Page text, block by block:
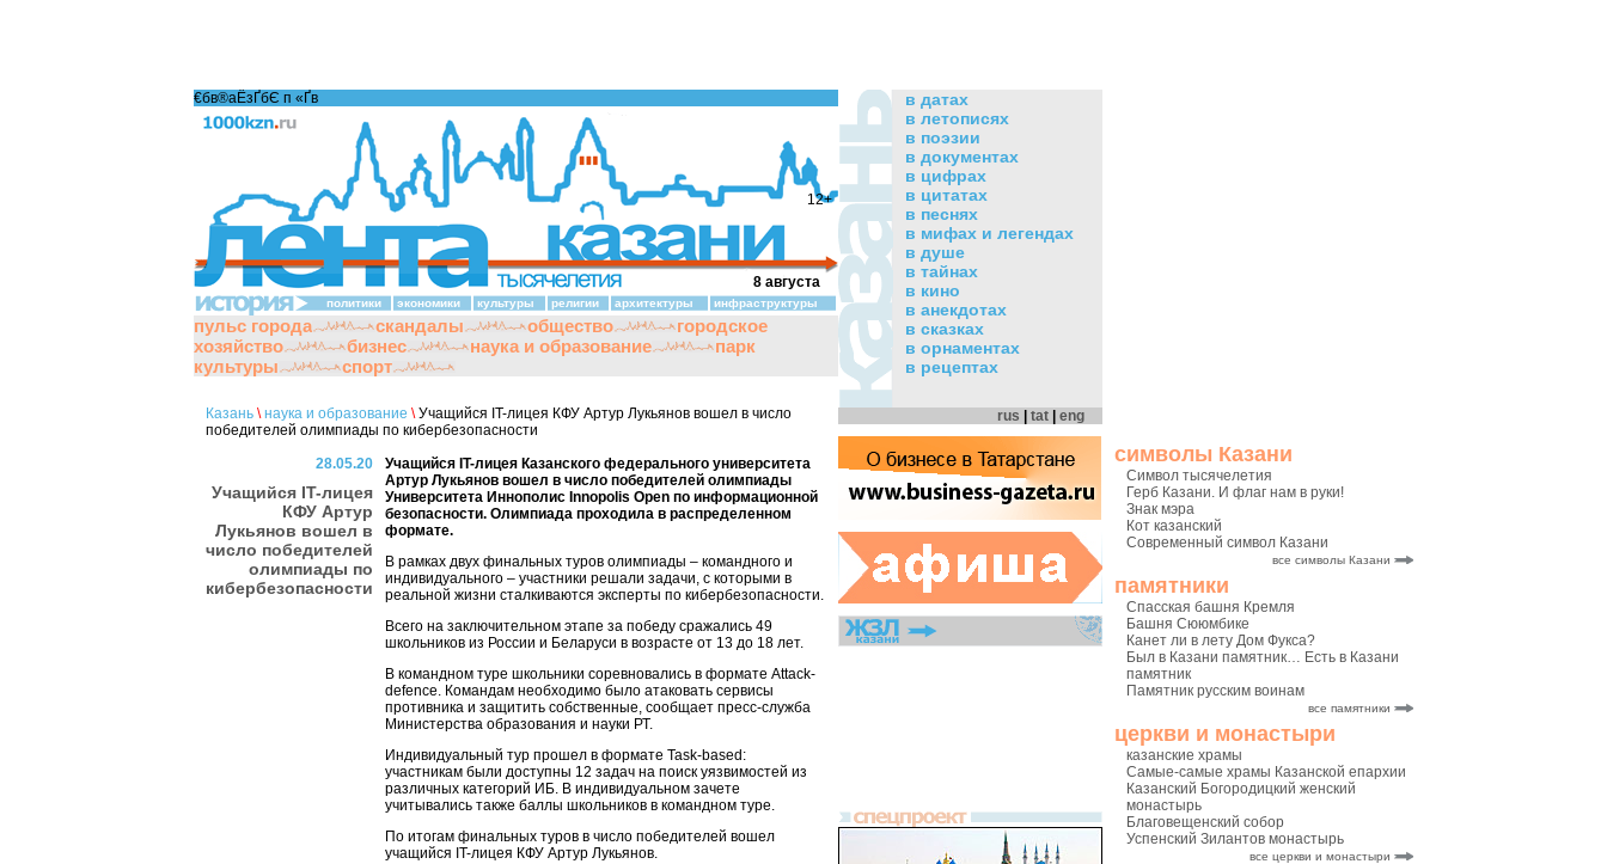
символы Казани
Символ тысячелетия
Герб Казани. И флаг нам в руки!
Знак мэра
Кот казанский
Современный символ Казани
все символы Казани
памятники
Спасская башня Кремля
Башня Сююмбике
Канет ли в лету Дом Фукса?
Был в Казани памятник… Есть в Казани
памятник
Памятник русским воинам
все памятники
церкви и монастыри
казанские храмы
Самые-самые храмы Казанской епархии
Казанский Богородицкий женский
монастырь
Благовещенский собор
Успенский Зилантов монастырь
все церкви и монастыри
12+
€бв®аЁзҐбЄ п «Ґ­в
8 августа
политики экономики культуры религии архитектуры инфраструктуры
пульс города скандалы общество
городское
хозяйство
бизнес наука и образование
парк
культуры
спорт
Казань \ наука и образование \Учащийся IT-лицея КФУ Артур Лукьянов вошел в число
победителей олимпиады по кибербезопасности
28.05.20
Учащийся IT-лицея
КФУ Артур
Лукьянов вошел в
число победителей
олимпиады по
кибербезопасности
Учащийся IT-лицея Казанского федерального университета
Артур Лукьянов вошел в число победителей олимпиады
Университета Иннополис Innopolis Open по информационной
безопасности. Олимпиада проходила в распределенном
формате.
В рамках двух финальных туров олимпиады – командного и
индивидуального – участники решали задачи, с которыми в
реальной жизни сталкиваются эксперты по кибербезопасности.
Всего на заключительном этапе за победу сражались 49
школьников из России и Беларуси в возрасте от 13 до 18 лет.
В командном туре школьники соревновались в формате Attack-
defencе. Командам необходимо было атаковать сервисы
противника и защитить собственные, сообщает пресс-служба
Министерства образования и науки РТ.
Индивидуальный тур прошел в формате Task-based:
участникам были доступны 12 задач на поиск уязвимостей из
различных категорий ИБ. В индивидуальном зачете
учитывались также баллы школьников в командном туре.
По итогам финальных туров в число победителей вошел
учащийся IT-лицея КФУ Артур Лукьянов.
в датах
в летописях
в поэзии
в документах
в цифрах
в цитатах
в песнях
в мифах и легендах
в душе
в тайнах
в кино
в анекдотах
в сказках
в орнаментах
в рецептах
rus tat eng